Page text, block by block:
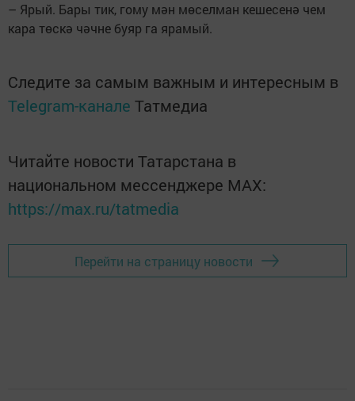
– Ярый. Бары тик, гому мән мөселман кешесенә чем
кара төскә чәчне буяр га ярамый.
Следите за самым важным и интересным в
Telegram-канале Татмедиа
Читайте новости Татарстана в
национальном мессенджере MАХ:
https://max.ru/tatmedia
Перейти на страницу новости